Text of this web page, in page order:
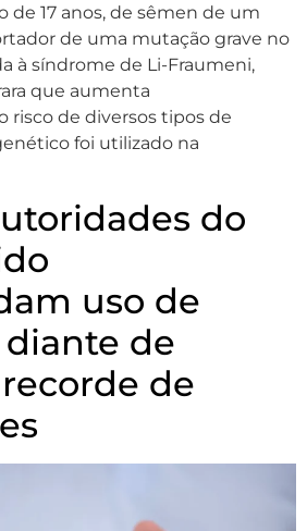
de 17 anos, de sêmen de um
de uma mutação grave no
à síndrome de Li-Fraumeni,
que aumenta
risco de diversos tipos de
foi utilizado na
do
uso de
diante de
de